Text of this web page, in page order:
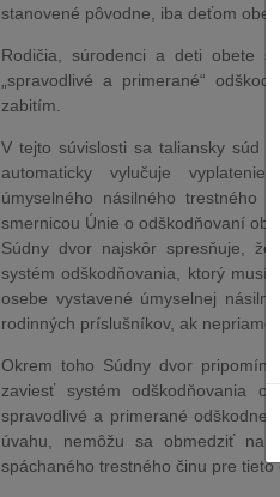
stanovené pôvodne, iba deťom
Rodičia, súrodenci a deti obete
„spravodlivé a primerané“
zabitím.
V tejto súvislosti sa taliansky súd
automaticky vylučuje
úmyselného násilného trestného
smernicou Únie o odškodňovaní
Súdny dvor najskôr spresňuje,
systém odškodňovania, ktorý
osebe vystavené úmyselnej
rodinných príslušníkov, ak nepriamo
Okrem toho Súdny dvor
zaviesť systém odškodňovania
spravodlivé a primerané
úvahu, nemôžu sa obmedziť na
spáchaného trestného činu pre